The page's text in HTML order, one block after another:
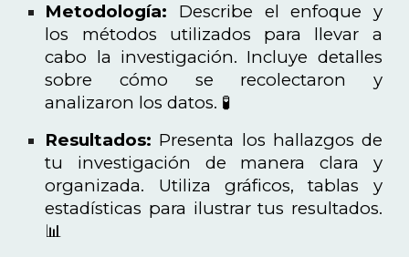
Metodología: Describe el enfoque y
los métodos utilizados para llevar a
cabo la investigación. Incluye detalles
sobre cómo se recolectaron y
analizaron los datos. 🧪
Resultados: Presenta los hallazgos de
tu investigación de manera clara y
organizada. Utiliza gráficos, tablas y
estadísticas para ilustrar tus resultados.
📊